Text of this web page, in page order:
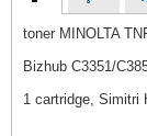
toner MINOLTA
Bizhub C3351/
1 cartridge, Simitri